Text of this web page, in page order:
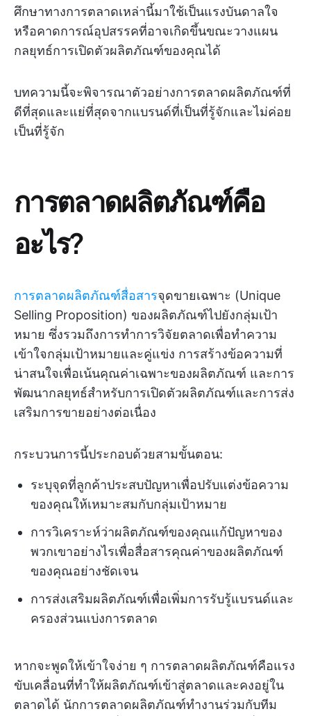
ศึกษาทางการตลาดเหล่านี้มาใช้เป็นแรงบันดาลใจ
หรือคาดการณ์อุปสรรคที่อาจเกิดขึ้นขณะวางแผน
กลยุทธ์การเปิดตัวผลิตภัณฑ์ของคุณได้
บทความนี้จะพิจารณาตัวอย่างการตลาดผลิตภัณฑ์ที่
ดีที่สุดและแย่ที่สุดจากแบรนด์ที่เป็นที่รู้จักและไม่ค่อย
เป็นที่รู้จัก
การตลาดผลิตภัณฑ์คือ
อะไร?
การตลาดผลิตภัณฑ์สื่อสารจุดขายเฉพาะ (Unique
Selling Proposition) ของผลิตภัณฑ์ไปยังกลุ่มเป้า
หมาย ซึ่งรวมถึงการทำการวิจัยตลาดเพื่อทำความ
เข้าใจกลุ่มเป้าหมายและคู่แข่ง การสร้างข้อความที่
น่าสนใจเพื่อเน้นคุณค่าเฉพาะของผลิตภัณฑ์ และการ
พัฒนากลยุทธ์สำหรับการเปิดตัวผลิตภัณฑ์และการส่ง
เสริมการขายอย่างต่อเนื่อง
กระบวนการนี้ประกอบด้วยสามขั้นตอน:
ระบุจุดที่ลูกค้าประสบปัญหาเพื่อปรับแต่งข้อความ
ของคุณให้เหมาะสมกับกลุ่มเป้าหมาย
การวิเคราะห์ว่าผลิตภัณฑ์ของคุณแก้ปัญหาของ
พวกเขาอย่างไรเพื่อสื่อสารคุณค่าของผลิตภัณฑ์
ของคุณอย่างชัดเจน
การส่งเสริมผลิตภัณฑ์เพื่อเพิ่มการรับรู้แบรนด์และ
ครองส่วนแบ่งการตลาด
หากจะพูดให้เข้าใจง่าย ๆ การตลาดผลิตภัณฑ์คือแรง
ขับเคลื่อนที่ทำให้ผลิตภัณฑ์เข้าสู่ตลาดและคงอยู่ใน
ตลาดได้ นักการตลาดผลิตภัณฑ์ทำงานร่วมกับทีม